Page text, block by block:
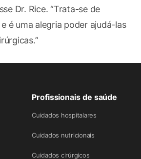
Dr. Rice. “Trata-se de
é uma alegria poder ajudá-las
Profissionais de saúde
Cuidados hospitalares
Cuidados nutricionais
Cuidados cirúrgicos